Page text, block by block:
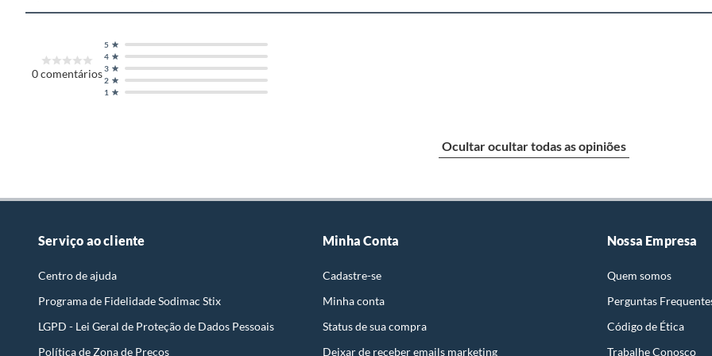
0comentários
1
2
3
4
5
Ocultar ocultar todas as opiniões
Serviço ao cliente
Centro de ajuda
Programa de Fidelidade Sodimac Stix
LGPD - Lei Geral de Proteção de Dados Pessoais
Política de Zona de Preços
Minha Conta
Cadastre-se
Minha conta
Status de sua compra
Deixar de receber emails marketing
Nossa Empresa
Quem somos
Perguntas
Código de Ética
Trabalhe Conosco